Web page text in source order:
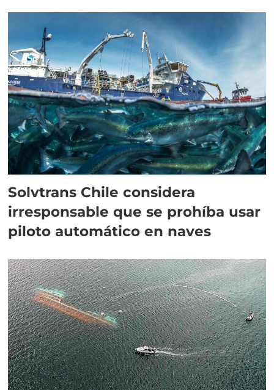
Solvtrans Chile considera
irresponsable que se prohíba usar
piloto automático en naves